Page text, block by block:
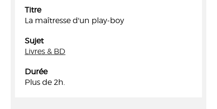
Titre
La maîtresse d'un play-boy
Sujet
Livres & BD
Durée
Plus de 2h.